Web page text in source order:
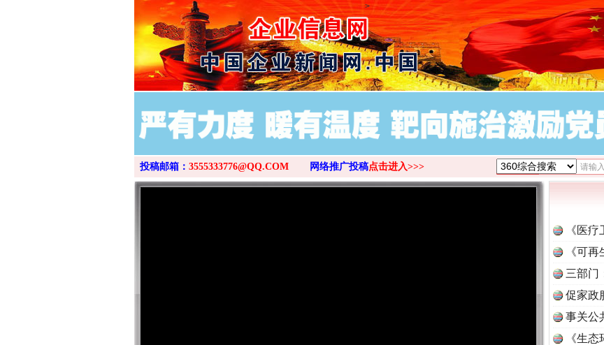
>
投稿邮箱： 3555333776@QQ.COM 网络推广投稿点击进入>>>
《医
《可
三部门
促家政
事关公
《生